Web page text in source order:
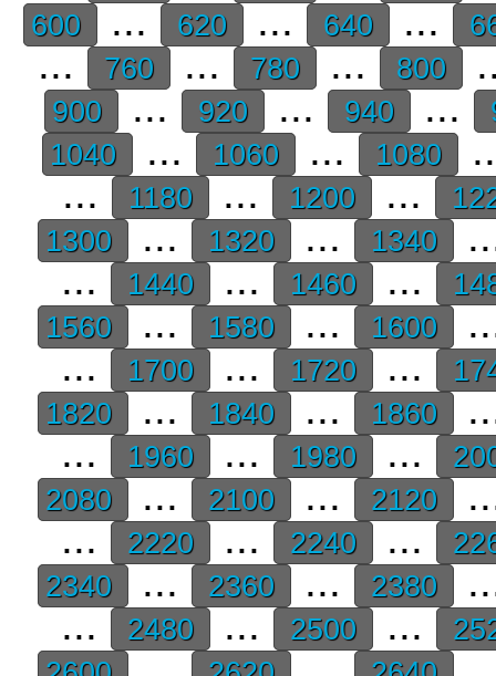
600 ... 620 ... 640 ...
... 760 ... 780 ... 800
900 ... 920 ... 940 ...
1040
... 1060 ... 1080
...
1180 ... 1200 ...
1300
... 1320 ... 1340
...
1440 ... 1460 ...
1560
... 1580 ... 1600
...
1700 ... 1720 ...
1820
... 1840 ... 1860
...
1960 ... 1980 ...
2080
... 2100 ... 2120
...
2220 ... 2240 ...
2340
... 2360 ... 2380
...
2480 ... 2500 ...